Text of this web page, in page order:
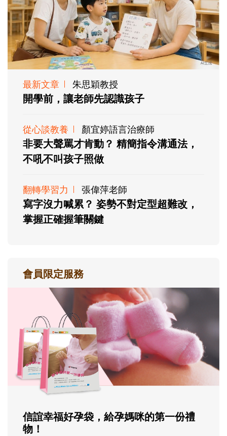
最新文章 朱思穎教授
開學前，讓老師先認識孩子
從心談教養 顏宜婷語言治療師
非要大聲罵才肯動？ 精簡指令溝通法，
不吼不叫孩子照做
翻轉學習力 張偉萍老師
寫字沒力喊累？ 姿勢不對定型超難改，
掌握正確握筆關鍵
會員限定服務
信誼幸福好孕袋，給孕媽咪的第一份禮
物！